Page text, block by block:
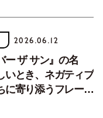
2026.06.12
ー ザ サン』の名
いとき、ネガティブ
に寄り添うフレーズ